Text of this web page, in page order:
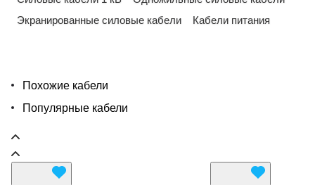
Экранированные силовые кабели
Кабели питания
Похожие кабели
Популярные кабели